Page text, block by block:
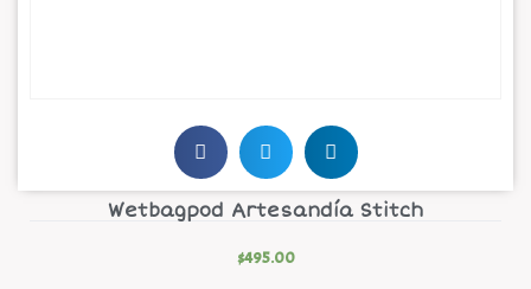
Wetbagpod Artesandía Stitch
$495.00